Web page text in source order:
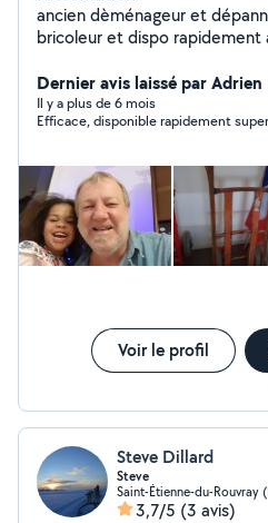
ancien dèménageur et dépanneur machine à laver bon
bricoleur et dispo rapidement
. Christophe .
Dernier avis laissé par
Il y a plus de 6 mois
Efficace, disponible rapidement
Voir le profil
Steve Dillard
Steve
Saint-Étienne-du-Rouvray
3,7/5 (3 avis)